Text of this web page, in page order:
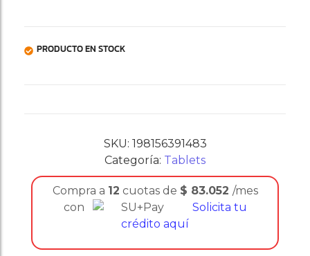
PRODUCTO EN STOCK
SKU: 198156391483
Categoría: Tablets
Compra a 12 cuotas de $ 83.052 /mes
con
Solicita tu
crédito aquí